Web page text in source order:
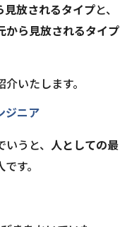
見放されるタイプと、
から見放されるタイプ
いたします。
ジニア
うと、 人としての最
です。